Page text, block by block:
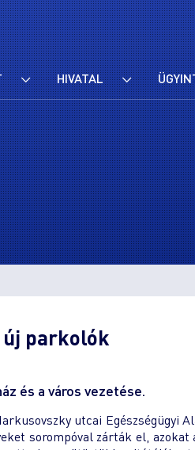
HIVATAL
parkolók
és a város vezetése.
utcai Egészségügyi
sorompóval zárták el, azokat